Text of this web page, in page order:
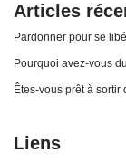
Articles
Pardonner pour se
Pourquoi avez-vous
Êtes-vous prêt à
Liens